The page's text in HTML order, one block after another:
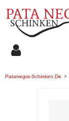
Patanegra-Schinken.de >